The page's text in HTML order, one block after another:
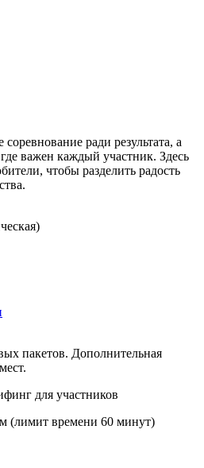
ради результата, а
важен каждый участник. Здесь
чтобы разделить радость
пакетов. Дополнительная
для участников
(лимит времени 60 минут)